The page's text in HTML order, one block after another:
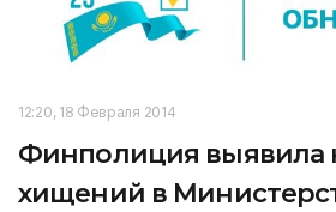
12:20, 18 Февраля 2014
Финполиция выявила
хищений в